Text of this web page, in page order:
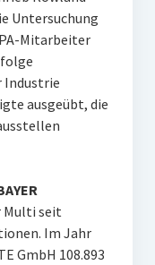
Untersuchung
Mitarbeiter
Industrie
ausgeübt, die
Multi seit
Im Jahr
GmbH 108.893